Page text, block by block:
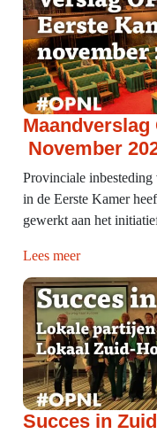
Maandverslag
November
Provinciale
in de Eerste Kamer
gewerkt aan het
Lees meer
Succes in